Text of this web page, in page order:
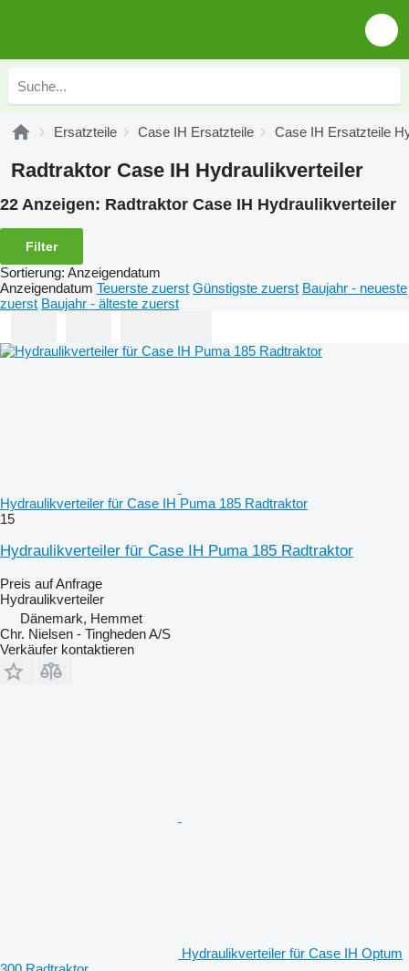
Ersatzteile Case IH Ersatzteile Case IH Ersatzteile
Radtraktor Case IH Hydraulikverteiler
22 Anzeigen: Radtraktor Case IH Hydraulikverteiler
Filter
Sortierung: Anzeigendatum
Anzeigendatum Teuerste zuerst Günstigste zuerst Baujahr - neueste
zuerst Baujahr - älteste zuerst
Hydraulikverteiler für Case IH Puma 185 Radtraktor
15
Hydraulikverteiler für Case IH Puma 185 Radtraktor
Preis auf Anfrage
Hydraulikverteiler
Dänemark, Hemmet
Chr. Nielsen - Tingheden A/S
Verkäufer kontaktieren
Hydraulikverteiler für Case IH Optum